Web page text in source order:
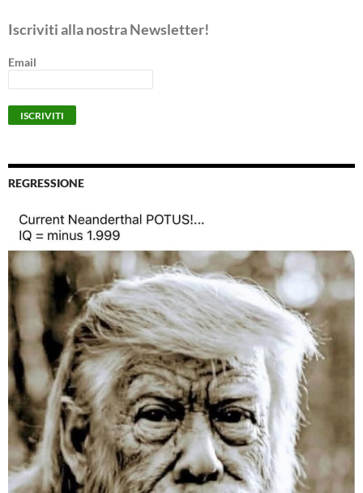
Iscriviti alla nostra Newsletter!
Email
REGRESSIONE